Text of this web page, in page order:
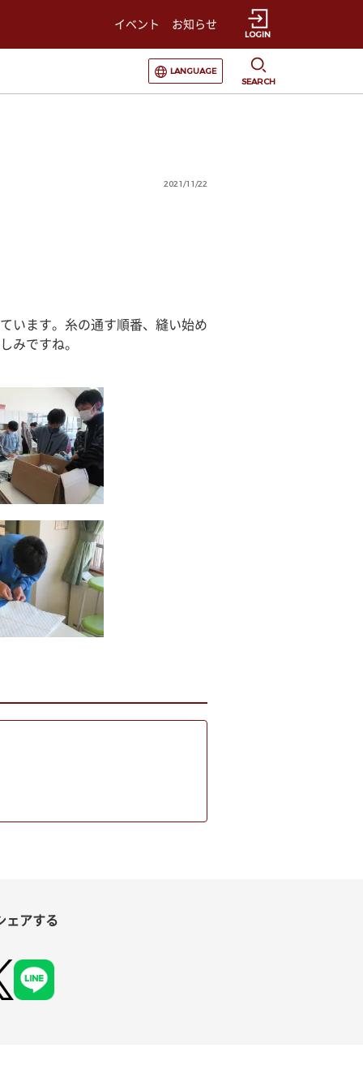
イベント お知らせ
LOGIN
選択すると言語の切替が発生します
LANGUAGE
SEARCH
2021/11/22
います。糸の通す順番、縫い始め
みですね。
ェアする